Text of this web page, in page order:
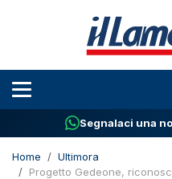
Segnalaci una
Home
Ultimora
Progetto Gedeone,